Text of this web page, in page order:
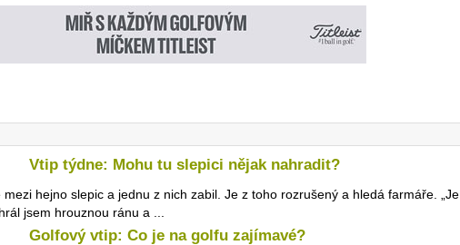
Vtip týdne: Mohu tu slepici nějak nahradit?
hejno slepic a jednu z nich zabil. Je z toho rozrušený a hledá farmáře. „Je
jsem hrouznou ránu a ...
Golfový vtip: Co je na golfu zajímavé?